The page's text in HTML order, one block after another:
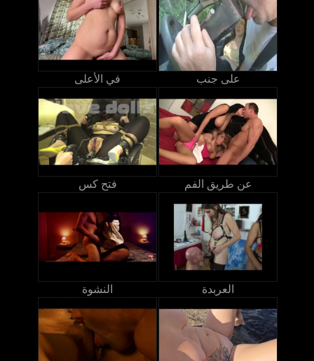
في الأعلى على جنب
فتح كس عن طريق الفم
النشوة العربدة